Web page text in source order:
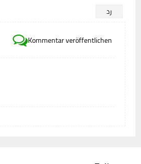
رد
Kommentar veröffentlichen